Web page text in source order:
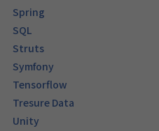
Spring
SQL
Struts
Symfony
Tensorflow
Tresure Data
Unity